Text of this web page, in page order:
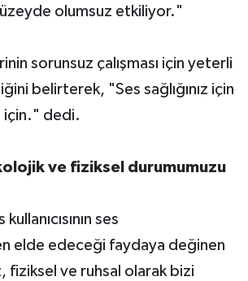
olumsuz etkiliyor."
sorunsuz çalışması için yeterli
belirterek, "Ses sağlığınız için
için." dedi.
ve fiziksel durumumuzu
ses
elde edeceği faydaya değinen
fiziksel ve ruhsal olarak bizi